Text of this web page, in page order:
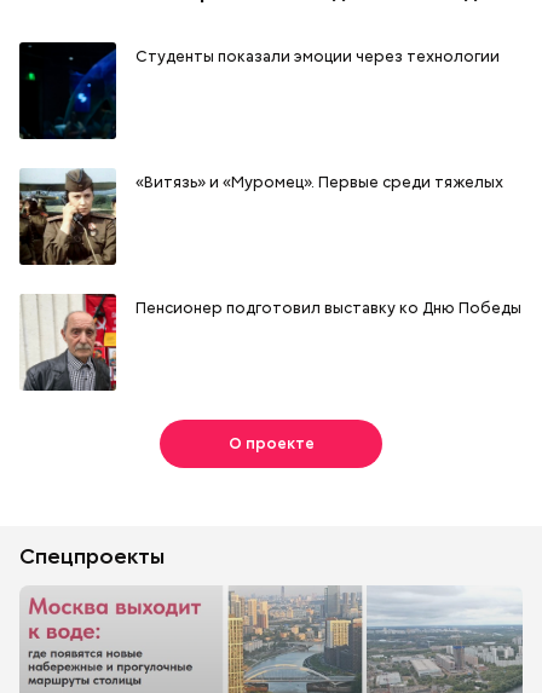
Студенты показали эмоции через технологии
«Витязь» и «Муромец». Первые среди тяжелых
Пенсионер подготовил выставку ко Дню Победы
О проекте
Спецпроекты